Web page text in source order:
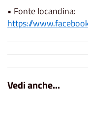
• Fonte locandina:
https://
Vedi anche...